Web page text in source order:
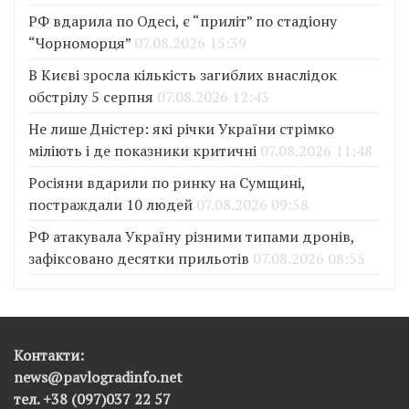
РФ вдарила по Одесі, є “приліт” по стадіону
“Чорноморця” 07.08.2026 15:39
В Києві зросла кількість загиблих внаслідок
обстрілу 5 серпня 07.08.2026 12:43
Не лише Дністер: які річки України стрімко
міліють і де показники критичні 07.08.2026 11:48
Росіяни вдарили по ринку на Сумщині,
постраждали 10 людей 07.08.2026 09:58
РФ атакувала Україну різними типами дронів,
зафіксовано десятки прильотів 07.08.2026 08:55
Контакти:
news@pavlogradinfo.net
тел. +38 (097)037 22 57